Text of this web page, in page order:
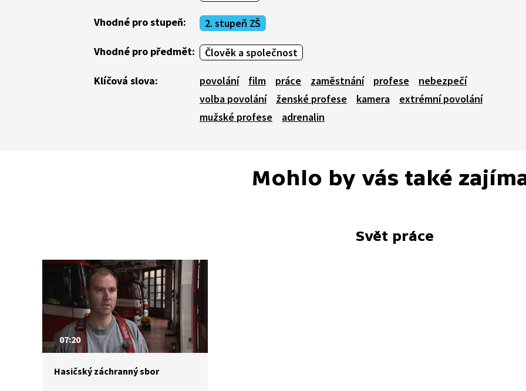
Vhodné pro stupeň: 2. stupeň ZŠ
Vhodné pro předmět: Člověk a společnost
Klíčová slova: povolání film práce zaměstnání profese
nebezpečí
volba povolání
ženské profese kamera
extrémní povolání
mužské profese
adrenalin
Mohlo by vás také
Svět práce
07:20
Hasičský záchranný sbor